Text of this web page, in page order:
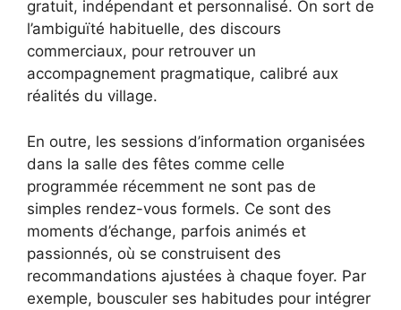
gratuit, indépendant et personnalisé. On sort de
l’ambiguïté habituelle, des discours
commerciaux, pour retrouver un
accompagnement pragmatique, calibré aux
réalités du village.
En outre, les sessions d’information organisées
dans la salle des fêtes comme celle
programmée récemment ne sont pas de
simples rendez-vous formels. Ce sont des
moments d’échange, parfois animés et
passionnés, où se construisent des
recommandations ajustées à chaque foyer. Par
exemple, bousculer ses habitudes pour intégrer